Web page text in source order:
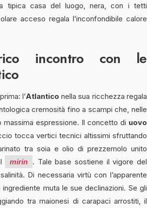
tipica casa del luogo, nera, con i tetti
acceso regala l’inconfondibile calore
incontro con le
l’Atlantico nella sua ricchezza regala
cremosità fino a scampi che, nelle
espressione. Il concetto di uovo
tocca vertici tecnici altissimi sfruttando
tra soia e olio di prezzemolo unito
mirin . Tale base sostiene il vigore del
Di necessaria virtù con l’apparente
muta le sue declinazioni. Se gli
tra maionesi di carapaci arrostiti, il